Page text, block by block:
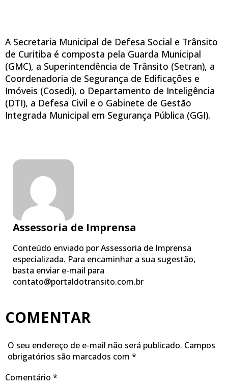
A Secretaria Municipal de Defesa Social e Trânsito
de Curitiba é composta pela Guarda Municipal
(GMC), a Superintendência de Trânsito (Setran), a
Coordenadoria de Segurança de Edificações e
Imóveis (Cosedi), o Departamento de Inteligência
(DTI), a Defesa Civil e o Gabinete de Gestão
Integrada Municipal em Segurança Pública (GGI).
Assessoria de Imprensa
Conteúdo enviado por Assessoria de Imprensa
especializada. Para encaminhar a sua sugestão,
basta enviar e-mail para
contato@portaldotransito.com.br
COMENTAR
O seu endereço de e-mail não será publicado. Campos
obrigatórios são marcados com *
Comentário *